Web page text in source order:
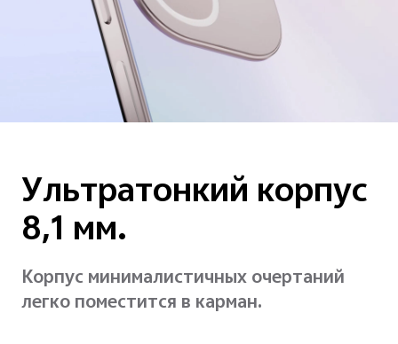
Ультратонкий корпус
8,1 мм.
Корпус минималистичных очертаний
легко поместится в карман.